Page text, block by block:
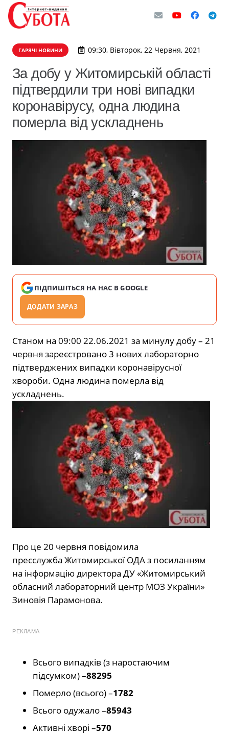
ГАРЯЧІ НОВИНИ 09:30, Вівторок, 22 Червня, 2021
​За добу у Житомирській області
підтвердили три нові випадки
коронавірусу, одна людина
померла від ускладнень
ПІДПИШІТЬСЯ НА НАС В GOOGLE
ДОДАТИ ЗАРАЗ
Станом на 09:00 22.06.2021 за минулу добу – 21
червня зареєстровано 3 нових лабораторно
підтверджених випадки коронавірусної
хвороби. Одна людина померла від
ускладнень.
Про це 20 червня повідомила
пресслужба Житомирської ОДА з посиланням
на інформацію директора ДУ «Житомирський
обласний лабораторний центр МОЗ України»
Зиновія Парамонова.
РЕКЛАМА
Всього випадків (з наростаючим
підсумком) –88295
Померло (всього) –1782
Всього одужало –85943
Активні хворі –570